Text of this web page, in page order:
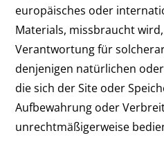
europäisches oder
Materials, missbraucht
Verantwortung für
denjenigen natürlichen
die sich der Site oder
Aufbewahrung oder
unrechtmäßigerweise